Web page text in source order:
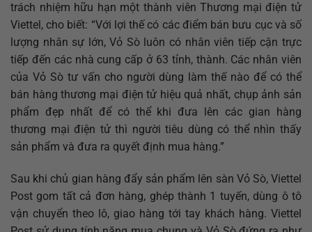
trách nhiệm hữu hạn một thành viên Thương mại điện tử
Viettel, cho biết: “Với lợi thế có các điểm bán bưu cục và số
lượng nhân sự lớn, Vỏ Sò luôn có nhân viên tiếp cận trực
tiếp đến các nhà cung cấp ở 63 tỉnh, thành. Các nhân viên
của Vỏ Sò tư vấn cho người dùng làm thế nào để có thể
bán hàng thương mại điện tử hiệu quả nhất, chụp ảnh sản
phẩm đẹp nhất để có thể khi đưa lên các gian hàng
thương mại điện tử thì người tiêu dùng có thể nhìn thấy
sản phẩm và đưa ra quyết định mua hàng.”
Sau khi chủ gian hàng đẩy sản phẩm lên sàn Vỏ Sò, Viettel
Post gom tất cả đơn hàng, ghép thành 1 tuyến, dùng ô tô
vận chuyển theo lô, giao hàng tới tay khách hàng. Viettel